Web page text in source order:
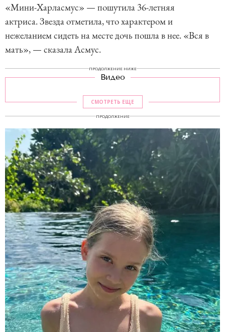
«Мини-Харласмус» — пошутила 36-летняя
актриса. Звезда отметила, что характером и
нежеланием сидеть на месте дочь пошла в нее. «Вся в
мать», — сказала Асмус.
ПРОДОЛЖЕНИЕ НИЖЕ
Видео
СМОТРЕТЬ ЕЩЕ
ПРОДОЛЖЕНИЕ